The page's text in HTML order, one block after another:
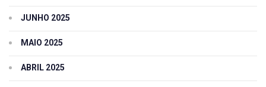
JUNHO 2025
MAIO 2025
ABRIL 2025